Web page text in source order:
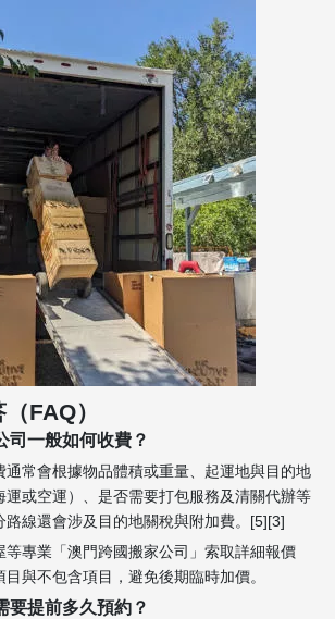
FAQ）
司一般如何收費？
通常會根據物品體積或重量、起運地與目的地
運或空運）、是否需要打包服務及清關代辦等
路線還會涉及目的地關稅與附加費。[5][3]
等專業「澳門跨國搬家公司」索取詳細報價
與不包含項目，避免後期臨時加價。
要提前多久預約？